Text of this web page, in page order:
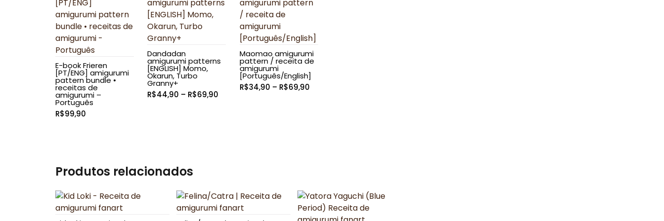
E-book Frieren
[PT/ENG] amigurumi
pattern bundle •
receitas de
amigurumi –
Português
R$99,90
Dandadan
amigurumi patterns
[ENGLISH] Momo,
Okarun, Turbo
Granny+
R$44,90 – R$69,90
Maomao amigurumi
pattern / receita de
amigurumi
[Português/English]
R$34,90 – R$69,90Faixa
Produtos relacionados